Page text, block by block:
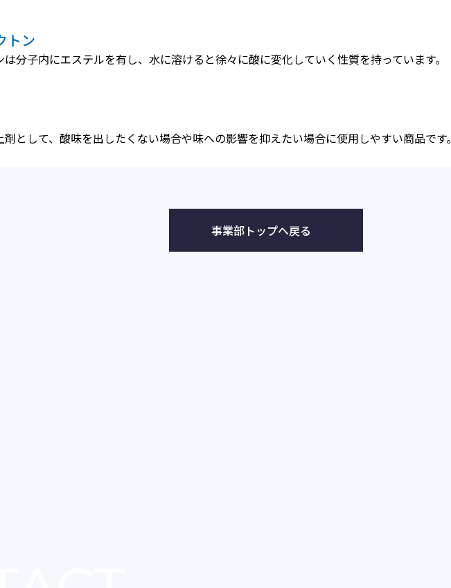
トン
分子内にエステルを有し、水に溶けると徐々に酸に変化していく性質を持っています。
として、酸味を出したくない場合や味への影響を抑えたい場合に使用しやすい商品です。
事業部トップへ戻る